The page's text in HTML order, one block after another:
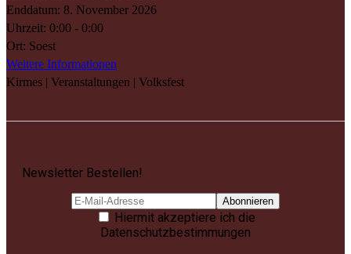
Enddatum: 8. November 2026
Uhrzeit: 0:00 - 0:00
Ort: Soest
Weitere Informationen
Kirmes | Veranstaltungen | Volksfest
Newsletter Bestellen!
Hiermit akzeptiere ich die
Datenschutzbestimmungen